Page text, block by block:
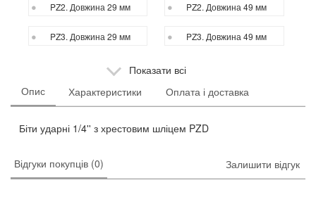
PZ2. Довжина 29 мм PZ2. Довжина 49 мм
PZ3. Довжина 29 мм PZ3. Довжина 49 мм
Показати всі
Опис
Характеристики Оплата і доставка
Біти ударні 1/4'' з хрестовим шліцем PZD
Відгуки покупців (0) Залишити відгук